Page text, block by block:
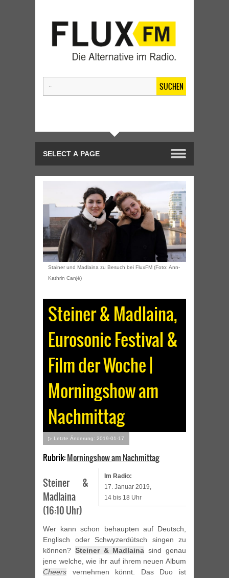
SUCHEN
Stainer und Madlaina zu Besuch bei FluxFM (Foto: Ann-
Kathrin Canjé)
Steiner & Madlaina,
Eurosonic Festival &
Film der Woche |
Morningshow am
Nachmittag
▷ Letzte Änderung: 2019-01-17
Rubrik:Morningshow am Nachmittag
Im Radio:
17. Januar 2019,
14 bis 18 Uhr
Steiner &
Madlaina
(16:10 Uhr)
Wer kann schon behaupten auf Deutsch,
Englisch oder Schwyzerdütsch singen zu
können? Steiner & Madlaina sind genau
jene welche, wie ihr auf ihrem neuen Album
Cheers vernehmen könnt. Das Duo ist